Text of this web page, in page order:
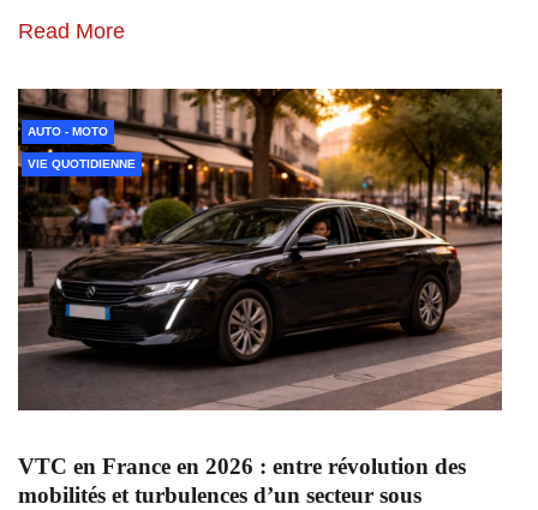
Read More
AUTO - MOTO
VIE QUOTIDIENNE
VTC en France en 2026 : entre révolution des
mobilités et turbulences d’un secteur sous